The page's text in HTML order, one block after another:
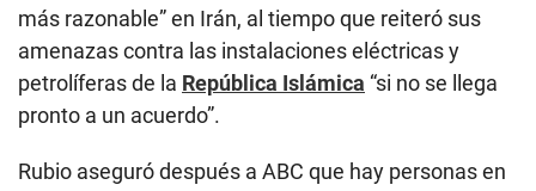
más razonable” en Irán, al tiempo que reiteró sus
amenazas contra las instalaciones eléctricas y
petrolíferas de la República Islámica “si no se llega
pronto a un acuerdo”.
Rubio aseguró después a ABC que hay personas en